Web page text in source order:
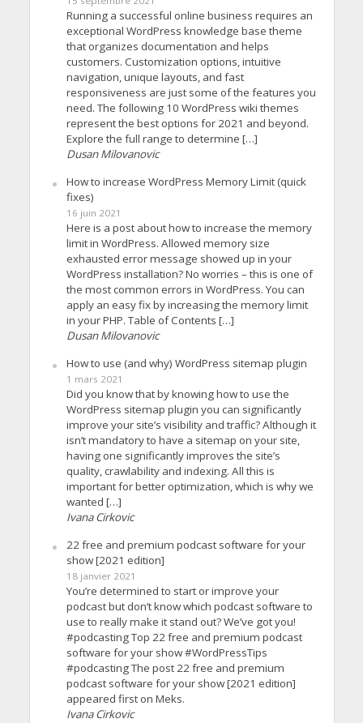
Running a successful online business requires an
exceptional WordPress knowledge base theme
that organizes documentation and helps
customers. Customization options, intuitive
navigation, unique layouts, and fast
responsiveness are just some of the features you
need. The following 10 WordPress wiki themes
represent the best options for 2021 and beyond.
Explore the full range to determine […]
Dusan Milovanovic
How to increase WordPress Memory Limit (quick
fixes)
16 juin 2021
Here is a post about how to increase the memory
limit in WordPress. Allowed memory size
exhausted error message showed up in your
WordPress installation? No worries – this is one of
the most common errors in WordPress. You can
apply an easy fix by increasing the memory limit
in your PHP. Table of Contents […]
Dusan Milovanovic
How to use (and why) WordPress sitemap plugin
1 mars 2021
Did you know that by knowing how to use the
WordPress sitemap plugin you can significantly
improve your site’s visibility and traffic? Although it
isn’t mandatory to have a sitemap on your site,
having one significantly improves the site’s
quality, crawlability and indexing. All this is
important for better optimization, which is why we
wanted […]
Ivana Cirkovic
22 free and premium podcast software for your
show [2021 edition]
18 janvier 2021
You’re determined to start or improve your
podcast but don’t know which podcast software to
use to really make it stand out? We’ve got you!
#podcasting Top 22 free and premium podcast
software for your show #WordPressTips
#podcasting The post 22 free and premium
podcast software for your show [2021 edition]
appeared first on Meks.
Ivana Cirkovic